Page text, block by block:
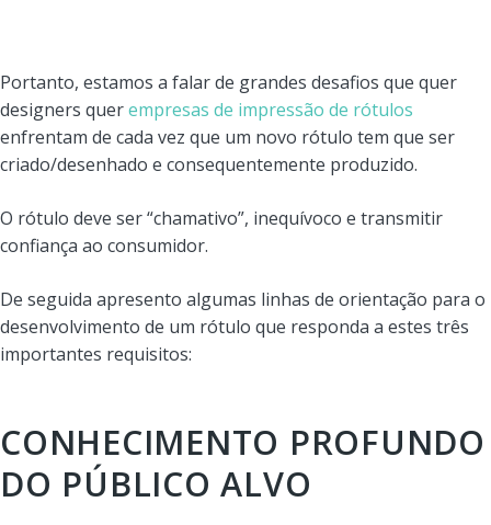
Portanto, estamos a falar de grandes desafios que quer
designers querempresas de impressão de rótulos
enfrentam de cada vez que um novo rótulo tem que ser
criado/desenhado e consequentemente produzido.
O rótulo deve ser “chamativo”, inequívoco e transmitir
confiança ao consumidor.
De seguida apresento algumas linhas de orientação para o
desenvolvimento de um rótulo que responda a estes três
importantes requisitos:
CONHECIMENTO PROFUNDO
DO PÚBLICO ALVO